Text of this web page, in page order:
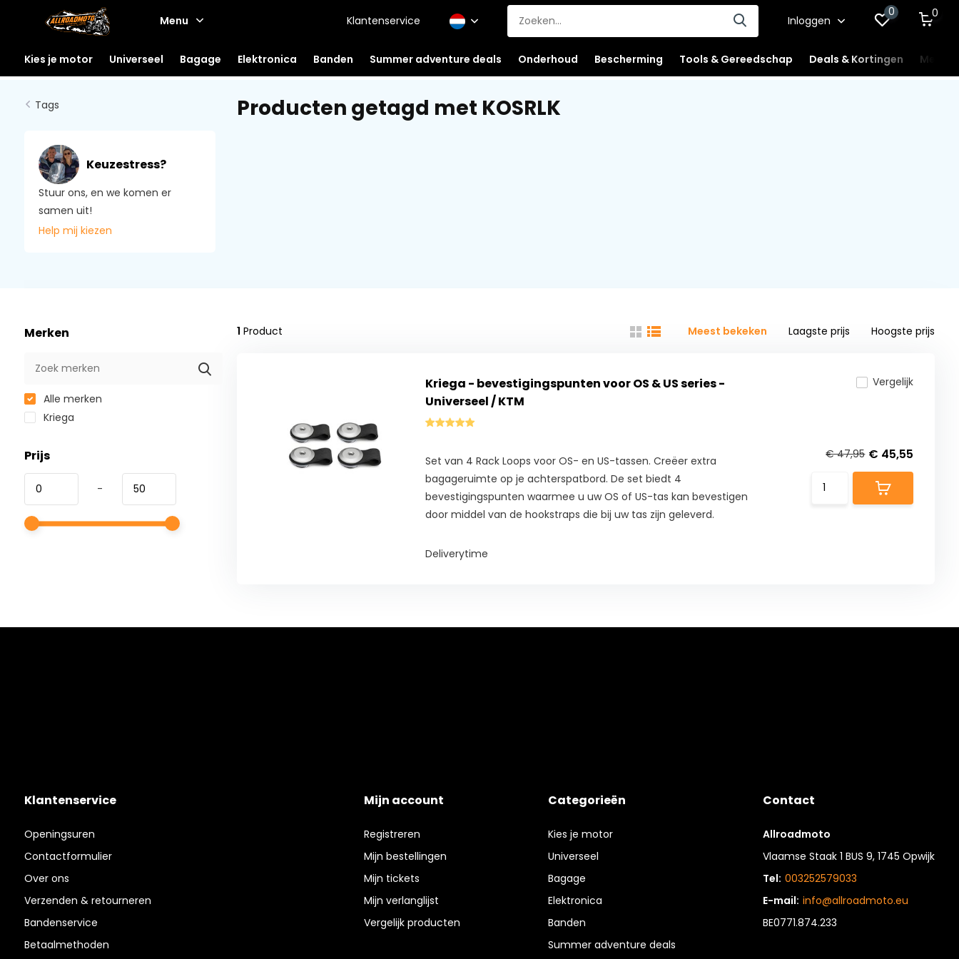
Menu Klantenservice Inloggen
0 0
Kies je motor Universeel Bagage Elektronica Banden Summer adventure deals Onderhoud Bescherming Tools & Gereedschap Deals & Kortingen
Tags
Keuzestress?
Stuur ons, en we komen er
samen uit!
Help mij kiezen
Producten getagd met KOSRLK
Merken
Alle merken
Kriega
Prijs
-
1 Product Meest bekeken Laagste prijs Hoogste prijs
Kriega - bevestigingspunten voor OS & US series -
Universeel / KTM
Set van 4 Rack Loops voor OS- en US-tassen. Creëer extra
bagageruimte op je achterspatbord. De set biedt 4
bevestigingspunten waarmee u uw OS of US-tas kan bevestigen
door middel van de hookstraps die bij uw tas zijn geleverd.
Deliverytime
Vergelijk
€ 47,95 € 45,55
Klantenservice
Openingsuren
Contactformulier
Over ons
Verzenden & retourneren
Bandenservice
Betaalmethoden
Mijn account
Registreren
Mijn bestellingen
Mijn tickets
Mijn verlanglijst
Vergelijk producten
Categorieën
Kies je motor
Universeel
Bagage
Elektronica
Banden
Summer adventure deals
Contact
Allroadmoto
Vlaamse Staak 1 BUS 9, 1745 Opwijk
Tel: 003252579033
E-mail: info@allroadmoto.eu
BE0771.874.233